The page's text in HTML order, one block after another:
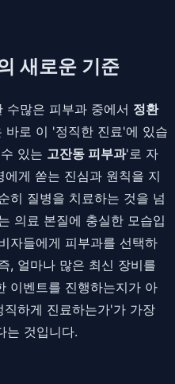
새로운 기준
수많은 피부과 중에서 정환
바로 이 '정직한 진료'에 있습
있는 고잔동 피부과'로 자
게 쏟는 진심과 원칙을 지
히 질병을 치료하는 것을 넘
의료 본질에 충실한 모습입
자들에게 피부과를 선택하
, 얼마나 많은 최신 장비를
이벤트를 진행하는지가 아
하게 진료하는가'가 가장
는 것입니다.